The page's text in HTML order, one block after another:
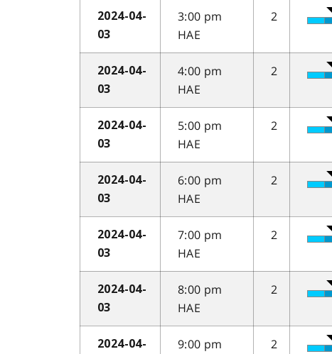
2024-04-
03
3:00 pm
HAE
2
2024-04-
03
4:00 pm
HAE
2
2024-04-
03
5:00 pm
HAE
2
2024-04-
03
6:00 pm
HAE
2
2024-04-
03
7:00 pm
HAE
2
2024-04-
03
8:00 pm
HAE
2
2024-04-
9:00 pm
2